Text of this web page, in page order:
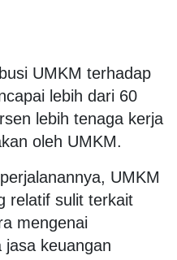
UMKM terhadap
lebih dari 60
lebih tenaga kerja
oleh UMKM.
UMKM
relatif sulit terkait
mengenai
jasa keuangan